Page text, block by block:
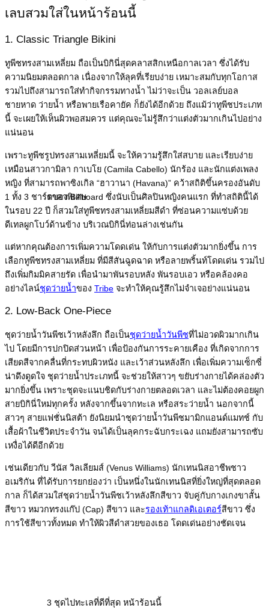
ราคาพิเศษ
3 ชุดไปทะเลที่ดีที่สุด หน้าร้อนนี้
เลบสวมใส่ในหน้าร้อนนี้
1. Classic Triangle Bikini
ทูพีชทรงสามเหลี่ยม ถือเป็นบิกินี่สุดคลาสสิกเหนือกาลเวลา ซึ่งได้รับ
ความนิยมตลอดกาล เนื่องจากให้ลุคที่เรียบง่าย เหมาะสมกับทุกโอกาส
รวมไปถึงสามารถใส่ทำกิจกรรมทางน้ำ ไม่ว่าจะเป็น วอลเลย์บอล
ชายหาด ว่ายน้ำ หรือพายเรือคายัค ก็ยังได้อีกด้วย ถึงแม้ว่าทูพีชประเภท
นี้ จะเผยให้เห็นผิวพอสมควร แต่คุณจะไม่รู้สึกว่าแต่งตัวมากเกินไปอย่าง
แน่นอน
เพราะทูพีชรูปทรงสามเหลี่ยมนี้ จะให้ความรู้สึกใส่สบาย และเรียบง่าย
เหมือนสาวกามิลา กาเบโย (Camila Cabello) นักร้อง และนักแต่งเพลง
หญิง ที่สามารถพาซิงเกิล “ฮาวานา (Havana)” คว้าสถิติขึ้นครองอันดับ
1 ทั้ง 3 ชาร์ตของ Billboard ซึ่งนับเป็นศิลปินหญิงคนแรก ที่ทำสถิตินี้ได้
ในรอบ 22 ปี ก็สวมใส่ทูพีชทรงสามเหลี่ยมสีดำ ที่ซ่อนความแซ่บด้วย
ดีเทลผูกโบว์ด้านข้าง บริเวณบิกินี่ท่อนล่างเช่นกัน
แต่หากคุณต้องการเพิ่มความโดดเด่น ให้กับการแต่งตัวมากยิ่งขึ้น การ
เลือกทูพีชทรงสามเหลี่ยม ที่มีสีสันฉูดฉาด หรือลายพริ้นท์โดดเด่น รวมไป
ถึงเพิ่มกิมมิคสายรัด เพื่อนำมาพันรอบหลัง พันรอบเอว หรือคล้องคอ
อย่างไลน์ชุดว่ายน้ำของ Tribe จะทำให้คุณรู้สึกไม่จำเจอย่างแน่นอน
2. Low-Back One-Piece
ชุดว่ายน้ำวันพีชเว้าหลังลึก ถือเป็นชุดว่ายน้ำวันพีชที่ไม่อวดผิวมากเกิน
ไป โดยมีการปกปิดส่วนหน้า เพื่อป้องกันการระคายเคือง ที่เกิดจากการ
เสียดสีจากคลื่นที่กระทบผิวหนัง และเว้าส่วนหลังลึก เพื่อเพิ่มความเซ็กซี่
น่าดึงดูดใจ ชุดว่ายน้ำประเภทนี้ จะช่วยให้สาวๆ ขยับร่างกายได้คล่องตัว
มากยิ่งขึ้น เพราะชุดจะแนบชิดกับร่างกายตลอดเวลา และไม่ต้องคอยผูก
สายบิกินี่ใหม่ทุกครั้ง หลังจากขึ้นจากทะเล หรือสระว่ายน้ำ นอกจากนี้
สาวๆ สายแฟชั่นนิสต้า ยังนิยมนำชุดว่ายน้ำวันพีชมามิกแอนด์แมทช์ กับ
เสื้อผ้าในชีวิตประจำวัน จนได้เป็นลุคกระฉับกระเฉง แถมยังสามารถซับ
เหงื่อได้ดีอีกด้วย
เช่นเดียวกับ วีนัส วิลเลียมส์ (Venus Williams) นักเทนนิสอาชีพชาว
อเมริกัน ที่ได้รับการยกย่องว่า เป็นหนึ่งในนักเทนนิสที่ยิ่งใหญ่ที่สุดตลอด
กาล ก็ได้สวมใส่ชุดว่ายน้ำวันพีชเว้าหลังลึกสีขาว จับคู่กับกางเกงขาสั้น
สีขาว หมวกทรงแก๊ป (Cap) สีขาว และรองเท้าแกลดิเอเตอร์สีขาว ซึ่ง
การใช้สีขาวทั้งหมด ทำให้ผิวสีดำสวยของเธอ โดดเด่นอย่างชัดเจน